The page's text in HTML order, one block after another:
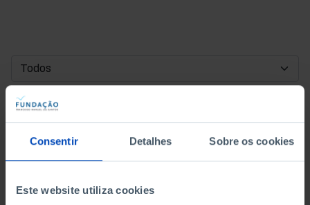
Consentir Detalhes Sobre os cookies
Este website utiliza cookies
DATA DE INÍCIO
DATA DE FIM